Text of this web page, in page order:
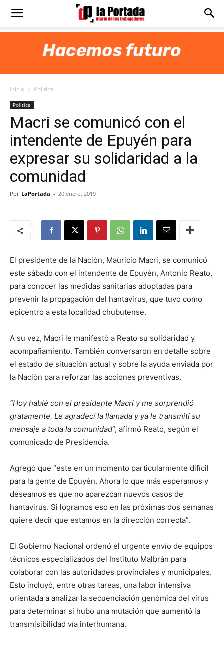
Diario
Portada
Inicio Politica
Politica
Macri se comunicó con el
intendente de Epuyén para
expresar su solidaridad a la
comunidad
Por LaPortada - 20 enero, 2019
El presidente de la Nación, Mauricio Macri, se comunicó
este sábado con el intendente de Epuyén, Antonio Reato,
para conocer las medidas sanitarias adoptadas para
prevenir la propagación del hantavirus, que tuvo como
epicentro a esta localidad chubutense.
A su vez, Macri le manifestó a Reato su solidaridad y
acompañamiento. También conversaron en detalle sobre
el estado de situación actual y sobre la ayuda enviada por
la Nación para reforzar las acciones preventivas.
“Hoy hablé con el presidente Macri y me sorprendió
gratamente. Le agradecí la llamada y ya le transmití su
mensaje a toda la comunidad“, afirmó Reato, según el
comunicado de Presidencia.
Agregó que “este en un momento particularmente difícil
para la gente de Epuyén. Ahora lo que más esperamos y
deseamos es que no aparezcan nuevos casos de
hantavirus. Si logramos eso en las próximas dos semanas
quiere decir que estamos en la dirección correcta”.
El Gobierno Nacional ordenó el urgente envío de equipos
técnicos especializados del Instituto Malbrán para
colaborar con las autoridades provinciales y municipales.
Esto incluyó, entre otras tareas, una labor intensiva
orientada a analizar la secuenciación genómica del virus
para determinar si hubo una mutación que aumentó la
transmisibilidad vía interhumana.